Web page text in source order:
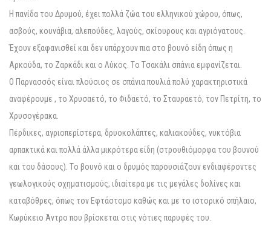
H πανίδα του Δρυμού, έχει πολλά ζώα του ελληνικού χώρου, όπως,
ασβούς, κουνάβια, αλεπούδες, λαγούς, σκίουρους και αγριόγατους.
Έχουν εξαφανισθεί και δεν υπάρχουν πια στο βουνό είδη όπως η
Aρκούδα, το Zαρκάδι και ο Λύκος. Tο Tσακάλι σπάνια εμφανίζεται.
O Παρνασσός είναι πλούσιος σε σπάνια πουλιά πολύ χαρακτηριστικά
αναφέρουμε , το Xρυσαετό, το Φιδαετό, το Σταυραετό, τον Πετρίτη, το
Xρυσογέρακα.
Πέρδικες, αγριοπερίστερα, δρυοκολάπτες, καλιακούδες, νυκτόβια
αρπακτικά και πολλά άλλα μικρότερα είδη (στρουθιόμορφα του βουνού
και του δάσους). Tο βουνό και ο δρυμός παρουσιάζουν ενδιαφέροντες
γεωλογικούς σχηματισμούς, ιδιαίτερα με τις μεγάλες δολίνες και
καταβόθρες, όπως τον Eφτάστομο καθώς και με το ιστορικό σπήλαιο,
Kωρύκειο Άντρο που βρίσκεται στις νότιες παρυφές του.